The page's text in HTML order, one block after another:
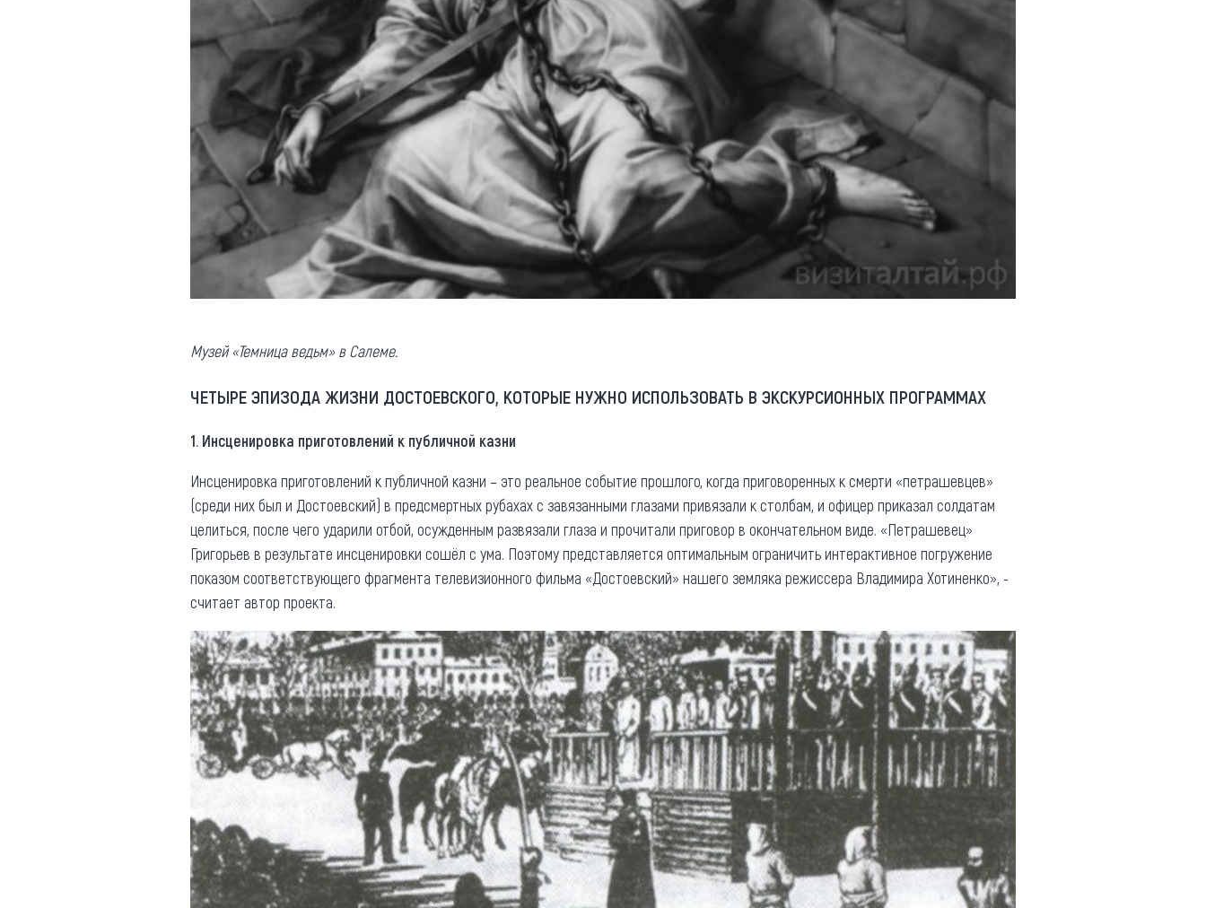
Музей «Темница ведьм» в Салеме.
ЧЕТЫРЕ ЭПИЗОДА ЖИЗНИ ДОСТОЕВСКОГО, КОТОРЫЕ НУЖНО ИСПОЛЬЗОВАТЬ В ЭКСКУРСИОННЫХ ПРОГРАММАХ
1. Инсценировка приготовлений к публичной казни
Инсценировка приготовлений к публичной казни – это реальное событие прошлого, когда приговоренных к смерти «петрашевцев»
(среди них был и Достоевский) в предсмертных рубахах с завязанными глазами привязали к столбам, и офицер приказал солдатам
целиться, после чего ударили отбой, осужденным развязали глаза и прочитали приговор в окончательном виде. «Петрашевец»
Григорьев в результате инсценировки сошёл с ума. Поэтому представляется оптимальным ограничить интерактивное погружение
показом соответствующего фрагмента телевизионного фильма «Достоевский» нашего земляка режиссера Владимира Хотиненко», -
считает автор проекта.